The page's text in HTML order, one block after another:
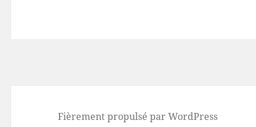
Fièrement propulsé par WordPress